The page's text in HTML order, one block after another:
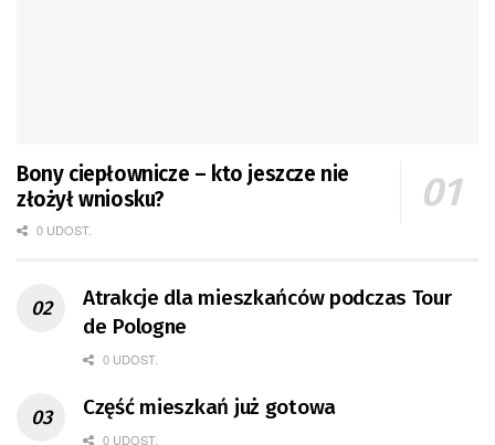
Bony ciepłownicze – kto jeszcze nie
złożył wniosku?
0 UDOST.
Atrakcje dla mieszkańców podczas Tour
de Pologne
0 UDOST.
Część mieszkań już gotowa
0 UDOST.